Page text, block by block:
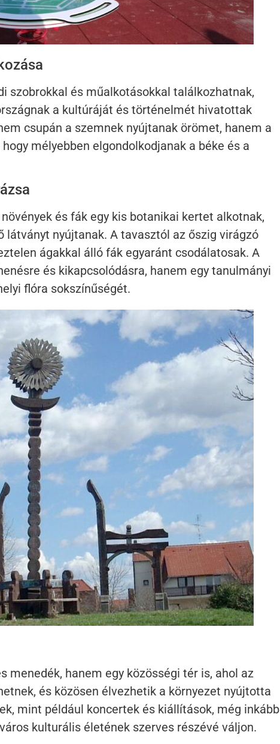
szobrokkal és műalkotásokkal találkozhatnak,
a kultúráját és történelmét hivatottak
csupán a szemnek nyújtanak örömet, hanem a
mélyebben elgondolkodjanak a béke és a
és fák egy kis botanikai kertet alkotnak,
látványt nyújtanak. A tavasztól az őszig virágzó
ágakkal álló fák egyaránt csodálatosak. A
és kikapcsolódásra, hanem egy tanulmányi
flóra sokszínűségét.
menedék, hanem egy közösségi tér is, ahol az
és közösen élvezhetik a környezet nyújtotta
mint például koncertek és kiállítások, még inkább
kulturális életének szerves részévé váljon.